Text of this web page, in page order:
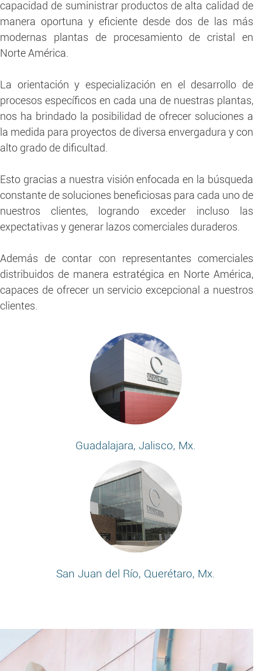
capacidad de suministrar productos de alta calidad de
manera oportuna y eficiente desde dos de las más
modernas plantas de procesamiento de cristal en
Norte América.
La orientación y especialización en el desarrollo de
procesos específicos en cada una de nuestras plantas,
nos ha brindado la posibilidad de ofrecer soluciones a
la medida para proyectos de diversa envergadura y con
alto grado de dificultad.
Esto gracias a nuestra visión enfocada en la búsqueda
constante de soluciones beneficiosas para cada uno de
nuestros clientes, logrando exceder incluso las
expectativas y generar lazos comerciales duraderos.
Además de contar con representantes comerciales
distribuidos de manera estratégica en Norte América,
capaces de ofrecer un servicio excepcional a nuestros
clientes.
Guadalajara, Jalisco, Mx.
San Juan del Río, Querétaro, Mx.